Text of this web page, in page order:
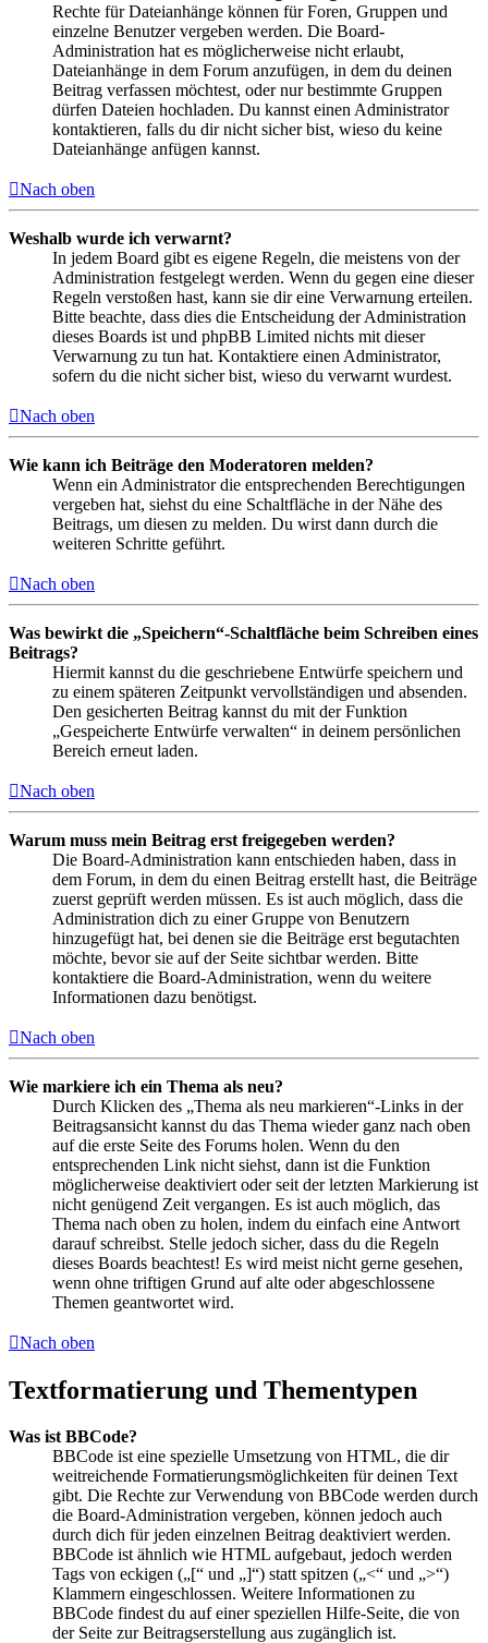
Rechte für Dateianhänge können für Foren, Gruppen und
einzelne Benutzer vergeben werden. Die Board-
Administration hat es möglicherweise nicht erlaubt,
Dateianhänge in dem Forum anzufügen, in dem du deinen
Beitrag verfassen möchtest, oder nur bestimmte Gruppen
dürfen Dateien hochladen. Du kannst einen Administrator
kontaktieren, falls du dir nicht sicher bist, wieso du keine
Dateianhänge anfügen kannst.
Nach oben
Weshalb wurde ich verwarnt?
In jedem Board gibt es eigene Regeln, die meistens von der
Administration festgelegt werden. Wenn du gegen eine dieser
Regeln verstoßen hast, kann sie dir eine Verwarnung erteilen.
Bitte beachte, dass dies die Entscheidung der Administration
dieses Boards ist und phpBB Limited nichts mit dieser
Verwarnung zu tun hat. Kontaktiere einen Administrator,
sofern du die nicht sicher bist, wieso du verwarnt wurdest.
Nach oben
Wie kann ich Beiträge den Moderatoren melden?
Wenn ein Administrator die entsprechenden Berechtigungen
vergeben hat, siehst du eine Schaltfläche in der Nähe des
Beitrags, um diesen zu melden. Du wirst dann durch die
weiteren Schritte geführt.
Nach oben
Was bewirkt die „Speichern“-Schaltfläche beim Schreiben eines
Beitrags?
Hiermit kannst du die geschriebene Entwürfe speichern und
zu einem späteren Zeitpunkt vervollständigen und absenden.
Den gesicherten Beitrag kannst du mit der Funktion
„Gespeicherte Entwürfe verwalten“ in deinem persönlichen
Bereich erneut laden.
Nach oben
Warum muss mein Beitrag erst freigegeben werden?
Die Board-Administration kann entschieden haben, dass in
dem Forum, in dem du einen Beitrag erstellt hast, die Beiträge
zuerst geprüft werden müssen. Es ist auch möglich, dass die
Administration dich zu einer Gruppe von Benutzern
hinzugefügt hat, bei denen sie die Beiträge erst begutachten
möchte, bevor sie auf der Seite sichtbar werden. Bitte
kontaktiere die Board-Administration, wenn du weitere
Informationen dazu benötigst.
Nach oben
Wie markiere ich ein Thema als neu?
Durch Klicken des „Thema als neu markieren“-Links in der
Beitragsansicht kannst du das Thema wieder ganz nach oben
auf die erste Seite des Forums holen. Wenn du den
entsprechenden Link nicht siehst, dann ist die Funktion
möglicherweise deaktiviert oder seit der letzten Markierung ist
nicht genügend Zeit vergangen. Es ist auch möglich, das
Thema nach oben zu holen, indem du einfach eine Antwort
darauf schreibst. Stelle jedoch sicher, dass du die Regeln
dieses Boards beachtest! Es wird meist nicht gerne gesehen,
wenn ohne triftigen Grund auf alte oder abgeschlossene
Themen geantwortet wird.
Nach oben
Textformatierung und Thementypen
Was ist BBCode?
BBCode ist eine spezielle Umsetzung von HTML, die dir
weitreichende Formatierungsmöglichkeiten für deinen Text
gibt. Die Rechte zur Verwendung von BBCode werden durch
die Board-Administration vergeben, können jedoch auch
durch dich für jeden einzelnen Beitrag deaktiviert werden.
BBCode ist ähnlich wie HTML aufgebaut, jedoch werden
Tags von eckigen („[“ und „]“) statt spitzen („<“ und „>“)
Klammern eingeschlossen. Weitere Informationen zu
BBCode findest du auf einer speziellen Hilfe-Seite, die von
der Seite zur Beitragserstellung aus zugänglich ist.